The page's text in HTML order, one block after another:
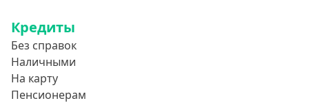
Кредиты
Без справок
Наличными
На карту
Пенсионерам